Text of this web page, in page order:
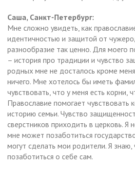
Саша, Санкт-Петербург:
Мне сложно увидеть, как
идентичностью и защитой от
разнообразие так ценно. Для моего
– история про традиции и чувство
родных мне не досталось кроме меня,
ничего. Мне хотелось бы иметь
чувствовать, что у меня есть корни,
Православие помогает чувствовать
историю семьи. Чувство
сверстников приходить в церковь. Я
мне может позаботиться
могут сделать мои родители. Я знаю,
позаботиться о себе сам.